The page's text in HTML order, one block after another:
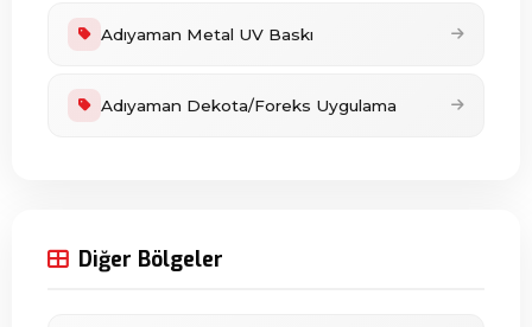
Adıyaman Metal UV Baskı
Adıyaman Dekota/Foreks Uygulama
Diğer Bölgeler